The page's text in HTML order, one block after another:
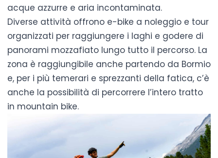
acque azzurre e aria incontaminata.
Diverse attività offrono e-bike a noleggio e tour
organizzati per raggiungere i laghi e godere di
panorami mozzafiato lungo tutto il percorso. La
zona è raggiungibile anche partendo da Bormio
e, per i più temerari e sprezzanti della fatica, c’è
anche la possibilità di percorrere l’intero tratto
in mountain bike.